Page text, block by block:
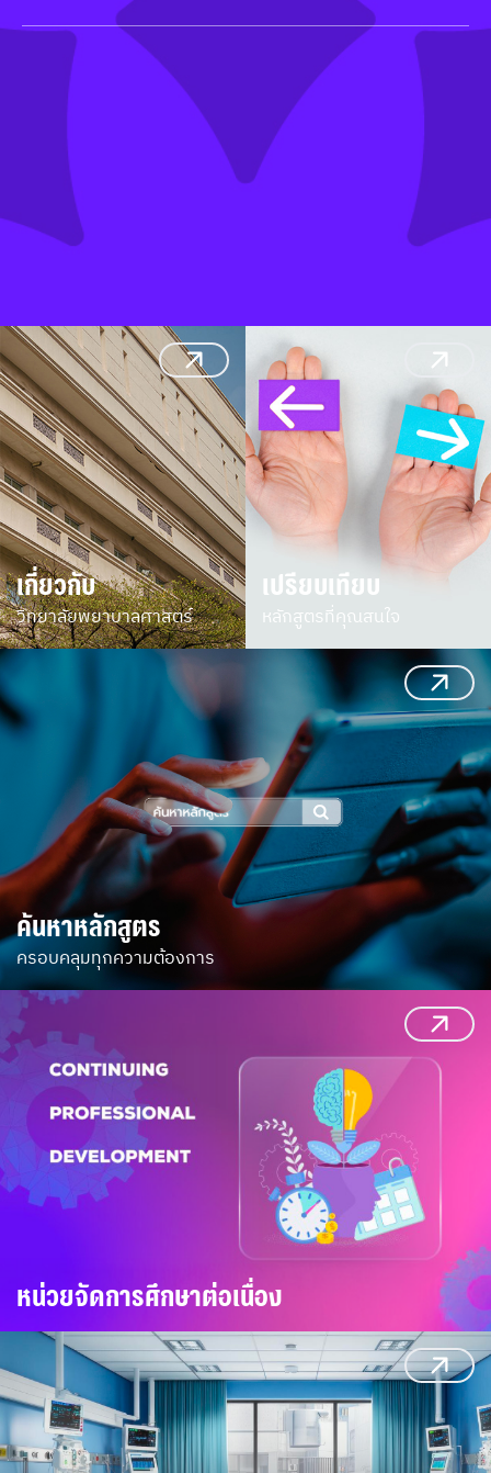
เกี่ยวกับ
วิทยาลัยพยาบาลศาสตร์
ค้นหาหลักสูตร
ครอบคลุมทุกความต้องการ
เปรียบเทียบ
หลักสูตรที่คุณสนใจ
หน่วยจัดการศึกษาต่อเนื่อง